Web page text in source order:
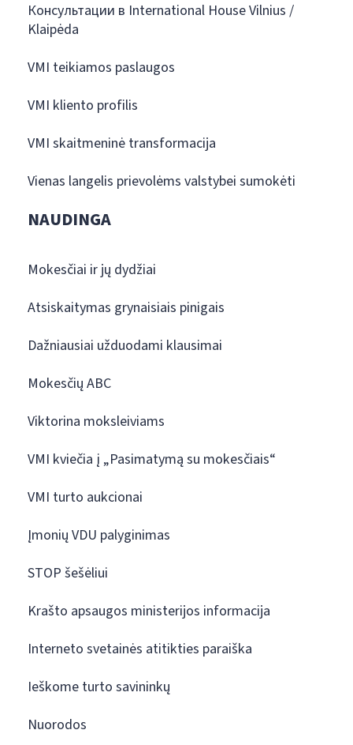
Консультации в International House Vilnius /
Klaipėda
VMI teikiamos paslaugos
VMI kliento profilis
VMI skaitmeninė transformacija
Vienas langelis prievolėms valstybei sumokėti
NAUDINGA
Mokesčiai ir jų dydžiai
Atsiskaitymas grynaisiais pinigais
Dažniausiai užduodami klausimai
Mokesčių ABC
Viktorina moksleiviams
VMI kviečia į „Pasimatymą su mokesčiais“
VMI turto aukcionai
Įmonių VDU palyginimas
STOP šešėliui
Krašto apsaugos ministerijos informacija
Interneto svetainės atitikties paraiška
Ieškome turto savininkų
Nuorodos